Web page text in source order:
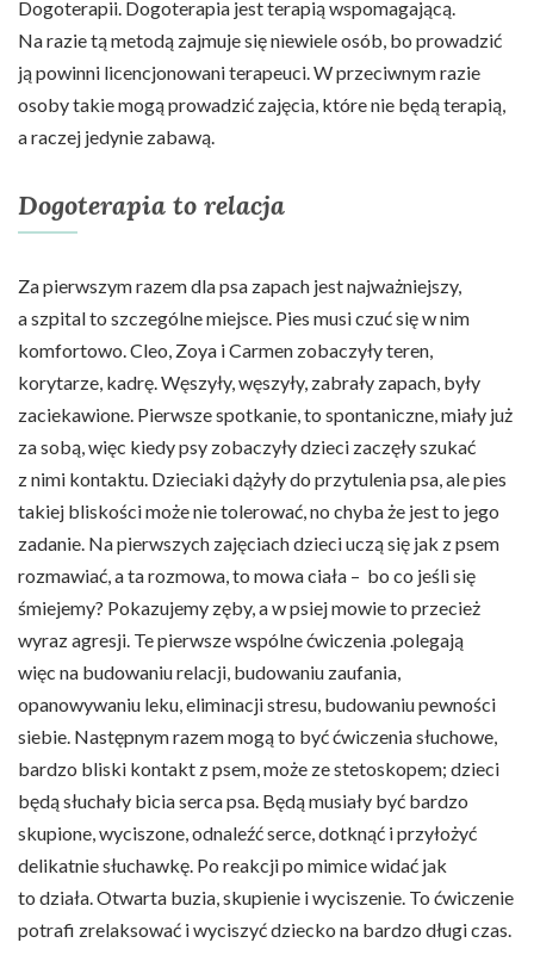
Dogoterapii. Dogoterapia jest terapią wspomagającą.
Na razie tą metodą zajmuje się niewiele osób, bo prowadzić
ją powinni licencjonowani terapeuci. W przeciwnym razie
osoby takie mogą prowadzić zajęcia, które nie będą terapią,
a raczej jedynie zabawą.
Dogoterapia to relacja
Za pierwszym razem dla psa zapach jest najważniejszy,
a szpital to szczególne miejsce. Pies musi czuć się w nim
komfortowo. Cleo, Zoya i Carmen zobaczyły teren,
korytarze, kadrę. Węszyły, węszyły, zabrały zapach, były
zaciekawione. Pierwsze spotkanie, to spontaniczne, miały już
za sobą, więc kiedy psy zobaczyły dzieci zaczęły szukać
z nimi kontaktu. Dzieciaki dążyły do przytulenia psa, ale pies
takiej bliskości może nie tolerować, no chyba że jest to jego
zadanie. Na pierwszych zajęciach dzieci uczą się jak z psem
rozmawiać, a ta rozmowa, to mowa ciała – bo co jeśli się
śmiejemy? Pokazujemy zęby, a w psiej mowie to przecież
wyraz agresji. Te pierwsze wspólne ćwiczenia .polegają
więc na budowaniu relacji, budowaniu zaufania,
opanowywaniu leku, eliminacji stresu, budowaniu pewności
siebie. Następnym razem mogą to być ćwiczenia słuchowe,
bardzo bliski kontakt z psem, może ze stetoskopem; dzieci
będą słuchały bicia serca psa. Będą musiały być bardzo
skupione, wyciszone, odnaleźć serce, dotknąć i przyłożyć
delikatnie słuchawkę. Po reakcji po mimice widać jak
to działa. Otwarta buzia, skupienie i wyciszenie. To ćwiczenie
potrafi zrelaksować i wyciszyć dziecko na bardzo długi czas.